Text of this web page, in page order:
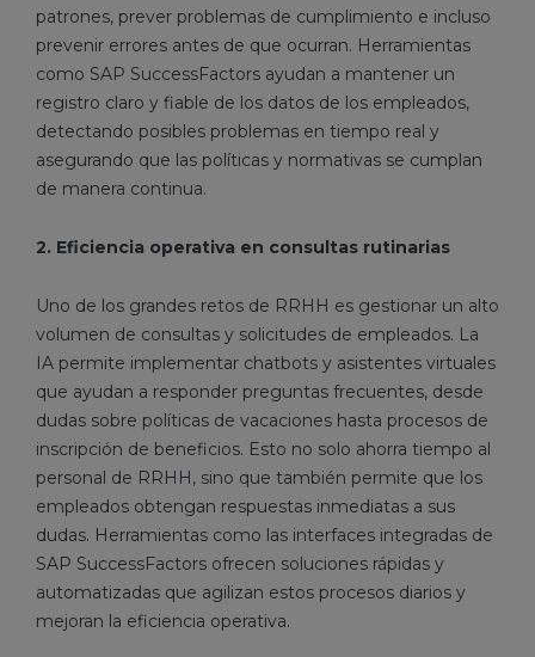
patrones, prever problemas de cumplimiento e incluso
prevenir errores antes de que ocurran. Herramientas
como SAP SuccessFactors ayudan a mantener un
registro claro y fiable de los datos de los empleados,
detectando posibles problemas en tiempo real y
asegurando que las políticas y normativas se cumplan
de manera continua.
2. Eficiencia operativa en consultas rutinarias
Uno de los grandes retos de RRHH es gestionar un alto
volumen de consultas y solicitudes de empleados. La
IA permite implementar chatbots y asistentes virtuales
que ayudan a responder preguntas frecuentes, desde
dudas sobre políticas de vacaciones hasta procesos de
inscripción de beneficios. Esto no solo ahorra tiempo al
personal de RRHH, sino que también permite que los
empleados obtengan respuestas inmediatas a sus
dudas. Herramientas como las interfaces integradas de
SAP SuccessFactors ofrecen soluciones rápidas y
automatizadas que agilizan estos procesos diarios y
mejoran la eficiencia operativa.